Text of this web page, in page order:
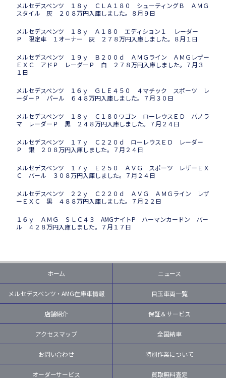
メルセデスベンツ １８ｙ ＣＬＡ１８０ シューティングＢ ＡＭＧ
スタイル 灰 ２０８万円入庫しました。８月９日
メルセデスベンツ １８ｙ Ａ１８０ エディション１ レーダー
Ｐ 限定車 １オーナー 灰 ２７８万円入庫しました。８月１日
メルセデスベンツ １９ｙ Ｂ２００ｄ ＡＭＧライン ＡＭＧレザー
ＥＸＣ アドＰ レーダーＰ 白 ２７８万円入庫しました。７月３
１日
メルセデスベンツ １６ｙ ＧＬＥ４５０ ４マチック スポーツ レ
ーダーＰ パール ６４８万円入庫しました。７月３０日
メルセデスベンツ １８ｙ Ｃ１８０ワゴン ローレウスＥＤ パノラ
マ レーダーＰ 黒 ２４８万円入庫しました。７月２４日
メルセデスベンツ １７ｙ Ｃ２２０ｄ ローレウスＥＤ レーダー
Ｐ 銀 ２０８万円入庫しました。７月２４日
メルセデスベンツ １７ｙ Ｅ２５０ ＡＶＧ スポーツ レザーＥＸ
Ｃ パール ３０８万円入庫しました。７月２４日
メルセデスベンツ ２２ｙ Ｃ２２０ｄ ＡＶＧ ＡＭＧライン レザ
ーＥＸＣ 黒 ４８８万円入庫しました。７月２２日
１６ｙ ＡＭＧ ＳＬＣ４３ AMGナイトP ハーマンカードン パー
ル ４２８万円入庫しました。７月１７日
ホーム ニュース
メルセデスベンツ・AMG在庫車情報 目玉車両一覧
店舗紹介 保証＆サービス
アクセスマップ 全国納車
お問い合わせ 特別作業について
オーダーサービス 買取無料査定